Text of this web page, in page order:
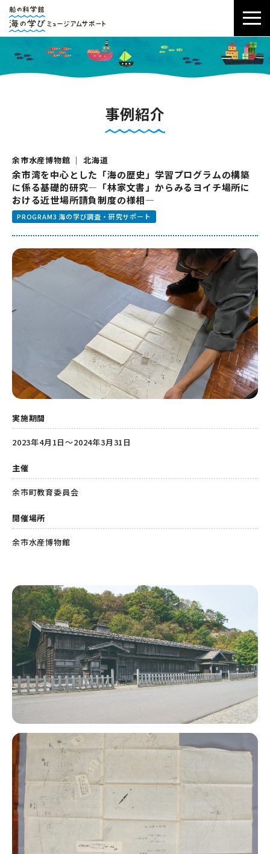
事例紹介
余市水産博物館 ｜ 北海道
余市湾を中心とした「海の歴史」学習プログラムの構築
に係る基礎的研究―「林家文書」からみるヨイチ場所に
おける近世場所請負制度の様相―
PROGRAM3 海の学び調査・研究サポート
実施期間
2023年4月1日～2024年3月31日
主催
余市町教育委員会
開催場所
余市水産博物館